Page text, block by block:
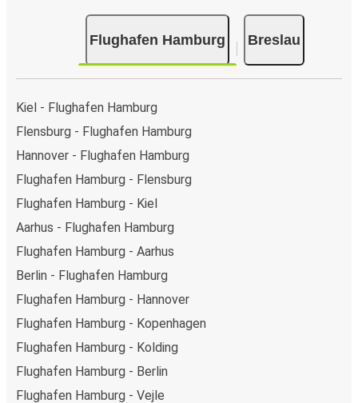
Flughafen Hamburg Breslau
Kiel - Flughafen Hamburg
Flensburg - Flughafen Hamburg
Hannover - Flughafen Hamburg
Flughafen Hamburg - Flensburg
Flughafen Hamburg - Kiel
Aarhus - Flughafen Hamburg
Flughafen Hamburg - Aarhus
Berlin - Flughafen Hamburg
Flughafen Hamburg - Hannover
Flughafen Hamburg - Kopenhagen
Flughafen Hamburg - Kolding
Flughafen Hamburg - Berlin
Flughafen Hamburg - Vejle